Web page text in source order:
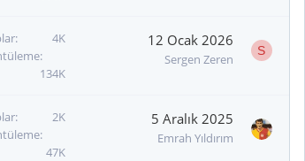
4K
134K
12 Ocak 2026
Sergen Zeren
S
2K
47K
5 Aralık 2025
Emrah Yıldırım